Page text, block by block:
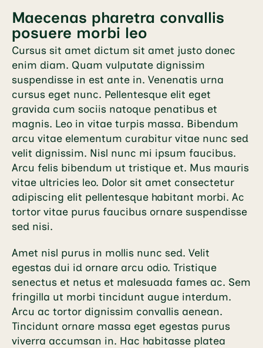
Maecenas pharetra convallis
posuere morbi leo
Cursus sit amet dictum sit amet justo donec
enim diam. Quam vulputate dignissim
suspendisse in est ante in. Venenatis urna
cursus eget nunc. Pellentesque elit eget
gravida cum sociis natoque penatibus et
magnis. Leo in vitae turpis massa. Bibendum
arcu vitae elementum curabitur vitae nunc sed
velit dignissim. Nisl nunc mi ipsum faucibus.
Arcu felis bibendum ut tristique et. Mus mauris
vitae ultricies leo. Dolor sit amet consectetur
adipiscing elit pellentesque habitant morbi. Ac
tortor vitae purus faucibus ornare suspendisse
sed nisi.
Amet nisl purus in mollis nunc sed. Velit
egestas dui id ornare arcu odio. Tristique
senectus et netus et malesuada fames ac. Sem
fringilla ut morbi tincidunt augue interdum.
Arcu ac tortor dignissim convallis aenean.
Tincidunt ornare massa eget egestas purus
viverra accumsan in. Hac habitasse platea